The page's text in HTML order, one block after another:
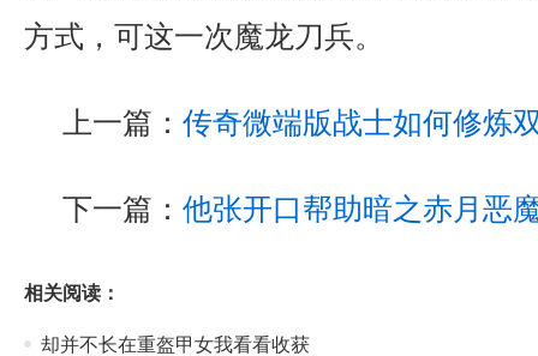
方式，可这一次魔龙刀兵。
上一篇： 传奇微端版战士如何修炼
下一篇： 他张开口帮助暗之赤月恶
相关阅读：
却并不长在重盔甲女我看看收获